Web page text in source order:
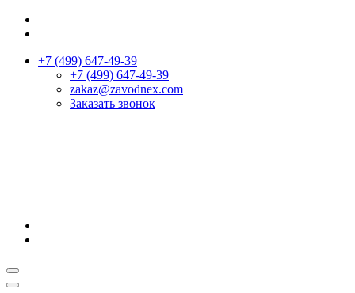
+7 (499) 647-49-39
+7 (499) 647-49-39
zakaz@zavodnex.сom
Заказать звонок